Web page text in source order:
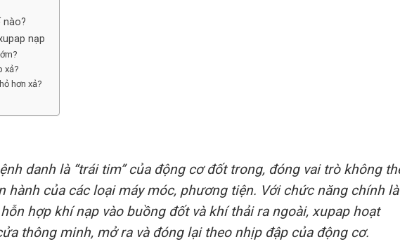
nào?
nạp
xả?
hơn xả?
danh là “trái tim” của động cơ đốt trong, đóng vai trò không
hành của các loại máy móc, phương tiện. Với chức năng chính là
hợp khí nạp vào buồng đốt và khí thải ra ngoài, xupap hoạt
thông minh, mở ra và đóng lại theo nhịp đập của động cơ.